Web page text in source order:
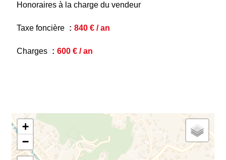
Honoraires à la charge du vendeur
Taxe foncière 840 € / an
Charges 600 € / an
+
−